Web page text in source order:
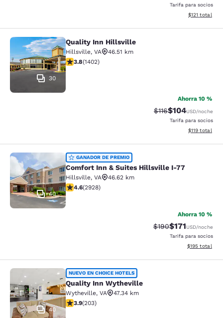
Tarifa para socios
Ver detalles
$121 total
Quality Inn Hillsville
30
Quality Inn Hillsville
Hillsville, VA
46.51 km
calificación de 3.8 estrellas. Bueno. 1402 reseñas
3.8(1402)
Ahorra 10 %
Precio tachado:
$116Precio con
$104USD/noche
Tarifa para socios
Ver detalles
$119 total
Comfort Inn & Suites Hillsville I-77
40
GANADOR DE PREMIO
Comfort Inn & Suites Hillsville I-77
Hillsville, VA
46.62 km
calificación de 4.6 estrellas. Excepcional. 2928
4.6(2928)
Ahorra 10 %
Precio tachado:
$190Precio con
$171USD/noche
Tarifa para socios
Ver detalles
$195 total
Quality Inn Wytheville
40
NUEVO EN CHOICE HOTELS
Quality Inn Wytheville
Wytheville, VA
47.34 km
calificación de 3.93 estrellas. Bueno. 203 reseñas
3.9(203)